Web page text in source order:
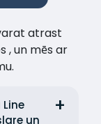
atrast
, un mēs ar
un